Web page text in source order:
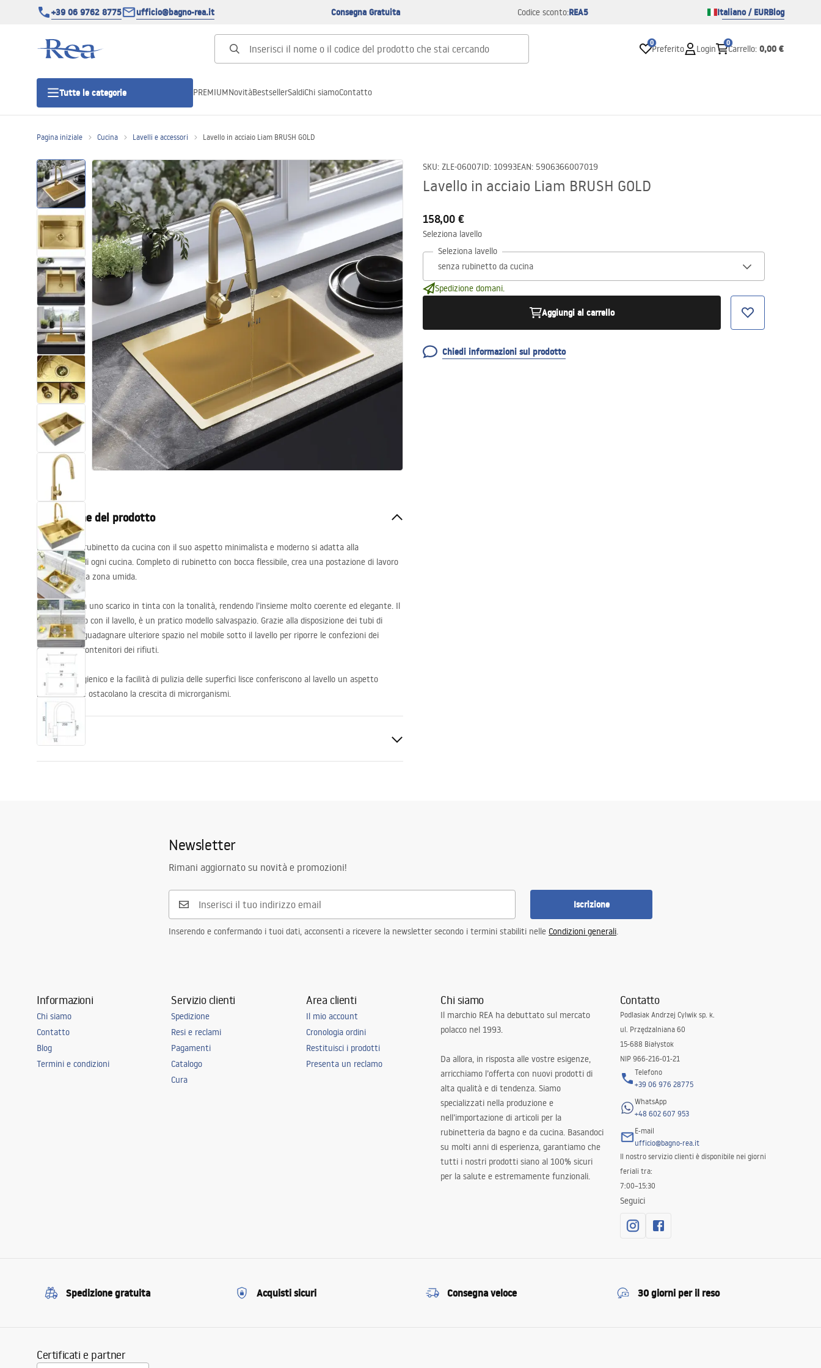
+39 06 9762 8775 ufficio@bagno-rea.it Consegna Gratuita Codice sconto:REA5 Italiano / EURBlog
0
Preferito Login
0
Carrello: 0,00 €
Tutte le categorie
Porte doccia
Piatti doccia da bagno
Canaline di scarico
Set di vaso WC e bidet
Lavabi
Vasche da bagno e schermi vasca
Rubinetti da bagno
Set doccia
Cucina
PREMIUMNovitàBestsellerSaldiChi siamoContatto
Pagina iniziale Cucina Lavelli e accessori Lavello in acciaio Liam BRUSH GOLD
SKU: ZLE-06007ID: 10993EAN: 5906366007019
Lavello in acciaio Liam BRUSH GOLD
158,00 €
Seleziona lavello
Seleziona lavello
Spedizione domani.
Aggiungi al carrello
Chiedi informazioni sul prodotto
Descrizione del prodotto
Il lavello con rubinetto da cucina con il suo aspetto minimalista e moderno si adatta alla
disposizione di ogni cucina. Completo di rubinetto con bocca flessibile, crea una postazione di lavoro
completa nella zona umida.
Il prodotto ha uno scarico in tinta con la tonalità, rendendo l’insieme molto coerente ed elegante. Il
sifone, incluso con il lavello, è un pratico modello salvaspazio. Grazie alla disposizione dei tubi di
scarico, puoi guadagnare ulteriore spazio nel mobile sotto il lavello per riporre le confezioni dei
detersivi o i contenitori dei rifiuti.
Il materiale igienico e la facilità di pulizia delle superfici lisce conferiscono al lavello un aspetto
immacolato e ostacolano la crescita di microrganismi.
Proprietà
Acciaio inossidabile
Oro spazzolato
guarnizione, sifone con filtro, ganci di
fissaggio
90 mm
Garanzia
120 mesi per struttura in acciaio, 24 mesi
Newsletter
Rimani aggiornato su novità e promozioni!
Iscrizione
Inserendo e confermando i tuoi dati, acconsenti a ricevere la newsletter secondo i termini stabiliti nelle Condizioni generali.
Informazioni
Chi siamo
Contatto
Blog
Termini e condizioni
Servizio clienti
Spedizione
Resi e reclami
Pagamenti
Catalogo
Cura
Area clienti
Il mio account
Cronologia ordini
Restituisci i prodotti
Presenta un reclamo
Chi siamo
Il marchio REA ha debuttato sul mercato
polacco nel 1993.
Da allora, in risposta alle vostre esigenze,
arricchiamo l’offerta con nuovi prodotti di
alta qualità e di tendenza. Siamo
specializzati nella produzione e
nell’importazione di articoli per la
rubinetteria da bagno e da cucina. Basandoci
su molti anni di esperienza, garantiamo che
tutti i nostri prodotti siano al 100% sicuri
per la salute e estremamente funzionali.
Contatto
Podlasiak Andrzej Cylwik sp. k.
ul. Przędzalniana 60
15-688 Białystok
NIP 966-216-01-21
Telefono
+39 06 976 28775
WhatsApp
+48 602 607 953
E-mail
ufficio@bagno-rea.it
Il nostro servizio clienti è disponibile nei giorni
feriali tra:
7:00–15:30
Seguici
Spedizione gratuita Acquisti sicuri Consegna veloce 30 giorni per il reso
Certificati e partner